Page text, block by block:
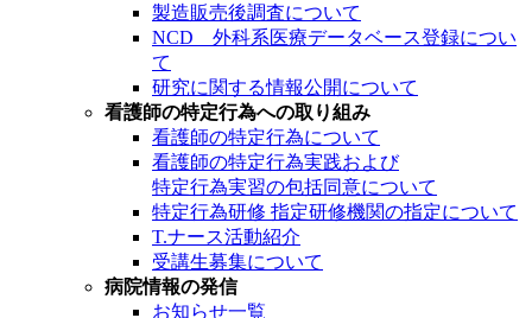
製造販売後調査について
NCD 外科系医療データベース登録につい
て
研究に関する情報公開について
看護師の特定行為への取り組み
看護師の特定行為について
看護師の特定行為実践および
特定行為実習の包括同意について
特定行為研修 指定研修機関の指定について
T.ナース活動紹介
受講生募集について
病院情報の発信
お知らせ一覧